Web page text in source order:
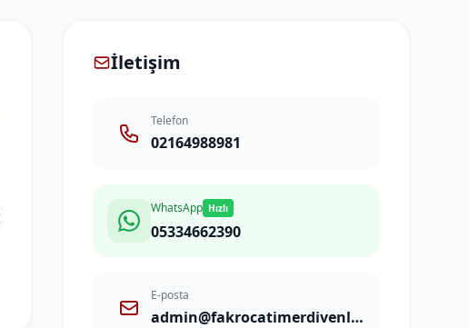
İletişim
Telefon
02164988981
WhatsApp Hızlı
05334662390
E-posta
admin@fakrocatimerdivenleri.com